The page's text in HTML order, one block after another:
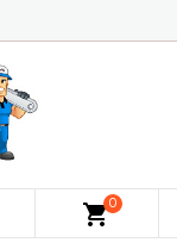
shopping_cart0